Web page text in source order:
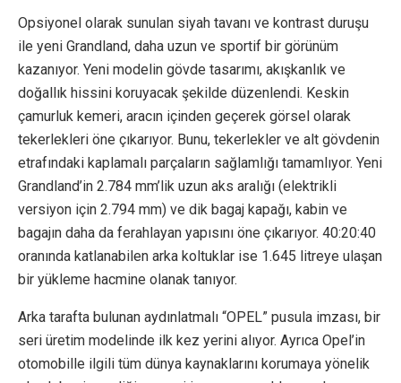
Opsiyonel olarak sunulan siyah tavanı ve kontrast duruşu
ile yeni Grandland, daha uzun ve sportif bir görünüm
kazanıyor. Yeni modelin gövde tasarımı, akışkanlık ve
doğallık hissini koruyacak şekilde düzenlendi. Keskin
çamurluk kemeri, aracın içinden geçerek görsel olarak
tekerlekleri öne çıkarıyor. Bunu, tekerlekler ve alt gövdenin
etrafındaki kaplamalı parçaların sağlamlığı tamamlıyor. Yeni
Grandland’in 2.784 mm’lik uzun aks aralığı (elektrikli
versiyon için 2.794 mm) ve dik bagaj kapağı, kabin ve
bagajın daha da ferahlayan yapısını öne çıkarıyor. 40:20:40
oranında katlanabilen arka koltuklar ise 1.645 litreye ulaşan
bir yükleme hacmine olanak tanıyor.
Arka tarafta bulunan aydınlatmalı “OPEL” pusula imzası, bir
seri üretim modelinde ilk kez yerini alıyor. Ayrıca Opel’in
otomobille ilgili tüm dünya kaynaklarını korumaya yönelik